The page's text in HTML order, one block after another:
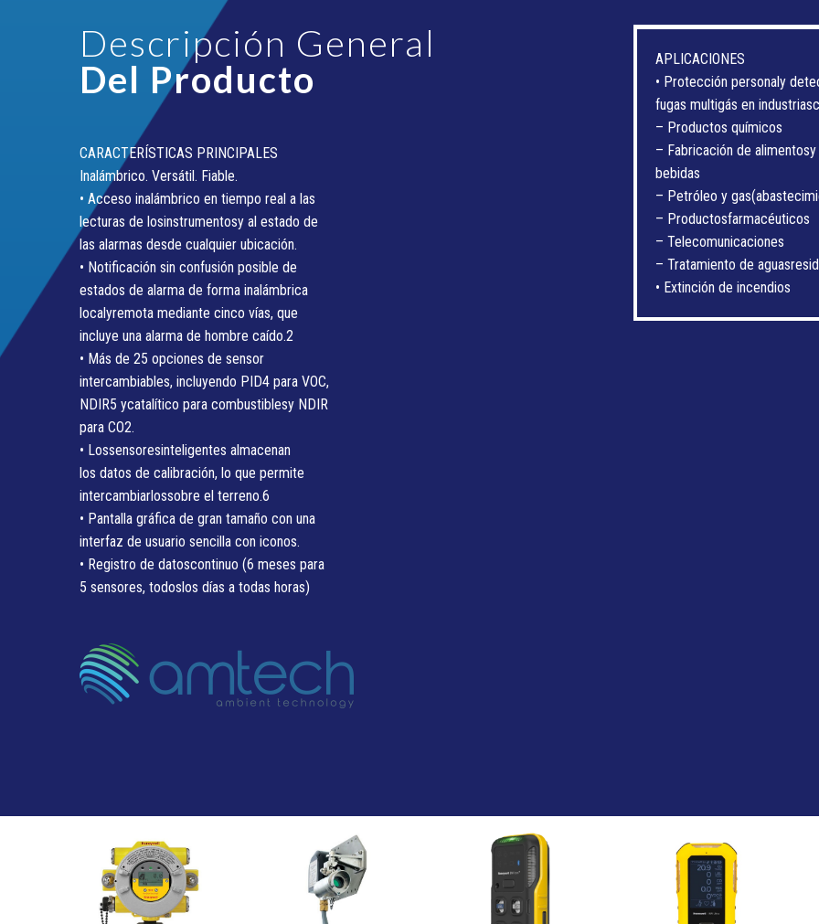
Descripción General
Del Producto
CARACTERÍSTICAS PRINCIPALES
Inalámbrico. Versátil. Fiable.
• Acceso inalámbrico en tiempo real a las
lecturas de losinstrumentosy al estado de
las alarmas desde cualquier ubicación.
• Notificación sin confusión posible de
estados de alarma de forma inalámbrica
localyremota mediante cinco vías, que
incluye una alarma de hombre caído.2
• Más de 25 opciones de sensor
intercambiables, incluyendo PID4 para VOC,
NDIR5 ycatalítico para combustiblesy NDIR
para CO2.
• Lossensoresinteligentes almacenan
los datos de calibración, lo que permite
intercambiarlossobre el terreno.6
• Pantalla gráfica de gran tamaño con una
interfaz de usuario sencilla con iconos.
• Registro de datoscontinuo (6 meses para
5 sensores, todoslos días a todas horas)
APLICACIONES
• Protección personaly
fugas multigás en
– Productos químicos
– Fabricación de alimentosy
bebidas
– Petróleo y
– Productosfarmacéuticos
– Telecomunicaciones
– Tratamiento de
• Extinción de incendios